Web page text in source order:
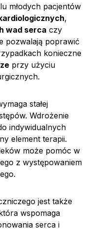
młodych pacjentów
,
wad serca czy
pozwalają poprawić
konieczne
przy użyciu
stałej
Wdrożenie
indywidualnych
element terapii.
może pomóc w
z występowaniem
jest także
wspomaga
serca i